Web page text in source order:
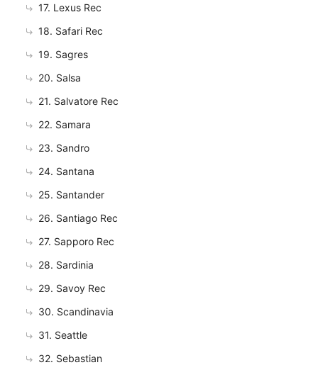
17. Lexus Rec
18. Safari Rec
19. Sagres
20. Salsa
21. Salvatore Rec
22. Samara
23. Sandro
24. Santana
25. Santander
26. Santiago Rec
27. Sapporo Rec
28. Sardinia
29. Savoy Rec
30. Scandinavia
31. Seattle
32. Sebastian